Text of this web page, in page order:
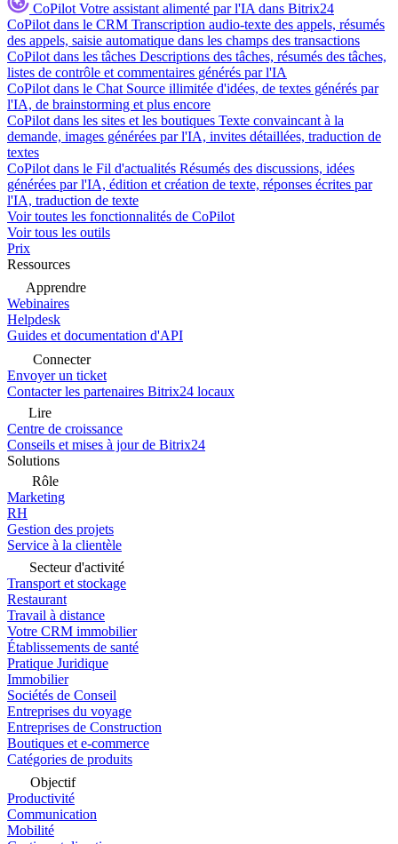
CoPilot Votre assistant alimenté par l'IA dans Bitrix24
CoPilot dans le CRM Transcription audio-texte des appels, résumés
des appels, saisie automatique dans les champs des transactions
CoPilot dans les tâches Descriptions des tâches, résumés des tâches,
listes de contrôle et commentaires générés par l'IA
CoPilot dans le Chat Source illimitée d'idées, de textes générés par
l'IA, de brainstorming et plus encore
CoPilot dans les sites et les boutiques Texte convaincant à la
demande, images générées par l'IA, invites détaillées, traduction de
textes
CoPilot dans le Fil d'actualités Résumés des discussions, idées
générées par l'IA, édition et création de texte, réponses écrites par
l'IA, traduction de texte
Voir toutes les fonctionnalités de CoPilot
Voir tous les outils
Prix
Ressources
Apprendre
Webinaires
Helpdesk
Guides et documentation d'API
Connecter
Envoyer un ticket
Contacter les partenaires Bitrix24 locaux
Lire
Centre de croissance
Conseils et mises à jour de Bitrix24
Solutions
Rôle
Marketing
RH
Gestion des projets
Service à la clientèle
Secteur d'activité
Transport et stockage
Restaurant
Travail à distance
Votre CRM immobilier
Établissements de santé
Pratique Juridique
Immobilier
Sociétés de Conseil
Entreprises du voyage
Entreprises de Construction
Boutiques et e-commerce
Catégories de produits
Objectif
Productivité
Communication
Mobilité